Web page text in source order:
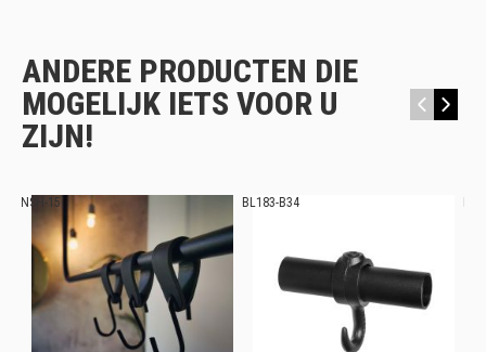
ANDERE PRODUCTEN DIE
MOGELIJK IETS VOOR U
ZIJN!
‹ ›
NSH-15 BL183-B34